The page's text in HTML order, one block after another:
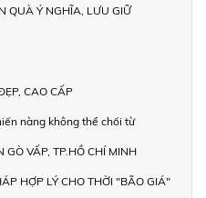
QUÀ Ý NGHĨA, LƯU GIỮ
CAO CẤP
nàng không thể chối từ
VẤP, TP.HỒ CHÍ MINH
HỢP LÝ CHO THỜI "BÃO GIÁ"